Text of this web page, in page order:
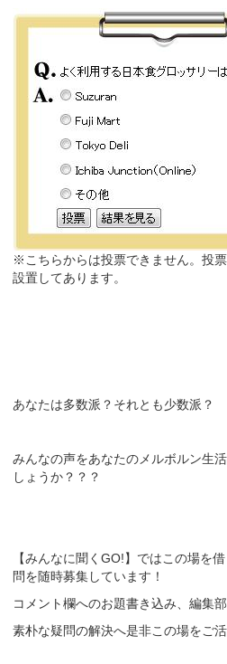
※こちらからは投票できません。投
設置してあります。
あなたは多数派？それとも少数派？
みんなの声をあなたのメルボルン生
しょうか？？？
【みんなに聞くGO!】ではこの場を
問を随時募集しています！
コメント欄へのお題書き込み、編集
素朴な疑問の解決へ是非この場をご